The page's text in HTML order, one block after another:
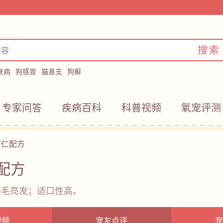
搜索
病 狗感冒 猫鼻支 狗癣
专家问答 疾病百科 科普视频 氧宠评测
配方
方
亮发；适口性高。
宠友点评